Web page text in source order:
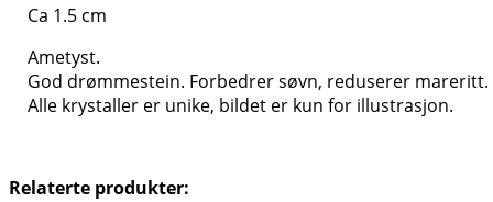
Ca 1.5 cm
Ametyst.
God drømmestein. Forbedrer søvn, reduserer
Alle krystaller er unike, bildet er kun for illustrasjon.
Relaterte produkter: